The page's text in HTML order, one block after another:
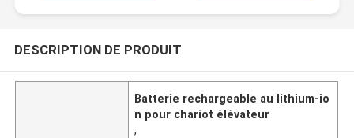
DESCRIPTION DE PRODUIT
Batterie rechargeable au lithium-io
n pour chariot élévateur
,